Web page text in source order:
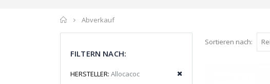
Home
Abverkauf
Sortieren nach:
FILTERN NACH:
HERSTELLER: Allocacoc